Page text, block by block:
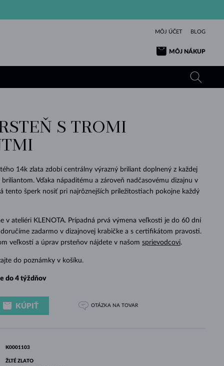
MÔJ ÚČET BLOG
MÔJ NÁKUP
VÝNIMOČNÝ
POZRIEŤ
LÁSKA
POZRIEŤ
ŽLTÉ ZLATO
RUŽOVÉ ZLATO
KRÁSOU
POZRIEŤ
TANZANITY
TOPÁSY
TURMALÍNY
VLTAVÍNY
BIELE ZLATO
KRÁSNE
POZRIEŤ
TURMALÍNY
VLTAVÍNY
MINERÁLY
PERLOVÉ PRÍVESKY
RUŽOVÉ ZLATO
PRÍVESKY
POZRIEŤ
NÁRAMKY
POZRIEŤ
ELEGANCIA
POZRIEŤ
ZAFÍRY
SMARAGDY
VLTAVÍNY
MINERÁLY
BIELE ZLATO
ŠPERKY
POZRIEŤ
KRÁSU
POZRIEŤ
KOLEKCIE
POZRIEŤ
S TROMI
14k zlata zdobí centrálny výrazný briliant doplnený z každej
Vďaka nápaditému a zároveň nadčasovému dizajnu v
tento šperk nosiť pri najrôznejších príležitostiach pokojne každý
v ateliéri KLENOTA. Prípadná prvá výmena veľkosti je do 60 dní
zadarmo v dizajnovej krabičke a s certifikátom pravosti.
veľkostí a úprav prsteňov nájdete v našom sprievodcovi.
do poznámky v košíku.
do 4 týždňov
KÚPIŤ OTÁZKA NA TOVAR
K0001103
ŽLTÉ ZLATO